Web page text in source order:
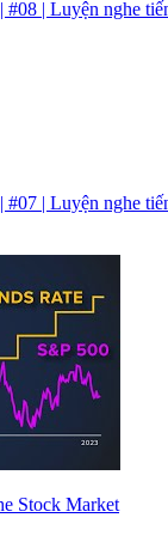
#08 | Luyện nghe
#07 | Luyện nghe
Stock Market